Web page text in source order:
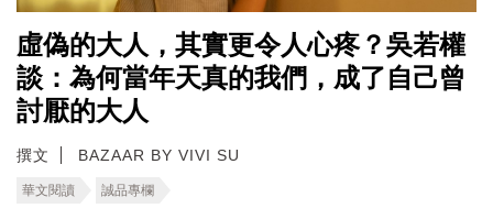
虛偽的大人，其實更令人心疼？吳若權
談：為何當年天真的我們，成了自己曾
討厭的大人
撰文 BAZAAR BY VIVI SU
華文閱讀 誠品專欄